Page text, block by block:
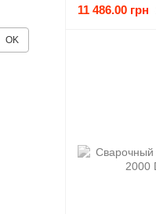
11 486.00 грн
OK